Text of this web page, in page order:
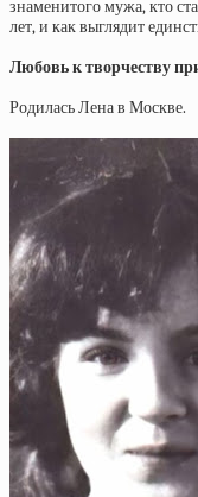
знаменитого мужа, кто
лет, и как выглядит
Любовь к творчеству
Родилась Лена в Москве.